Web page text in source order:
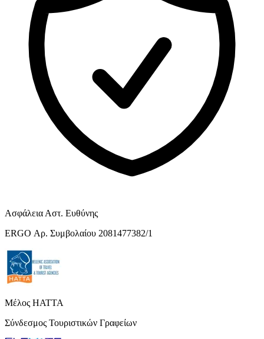
Ασφάλεια Αστ. Ευθύνης
ERGO Αρ. Συμβολαίου 2081477382/1
Μέλος HATTA
Σύνδεσμος Τουριστικών Γραφείων